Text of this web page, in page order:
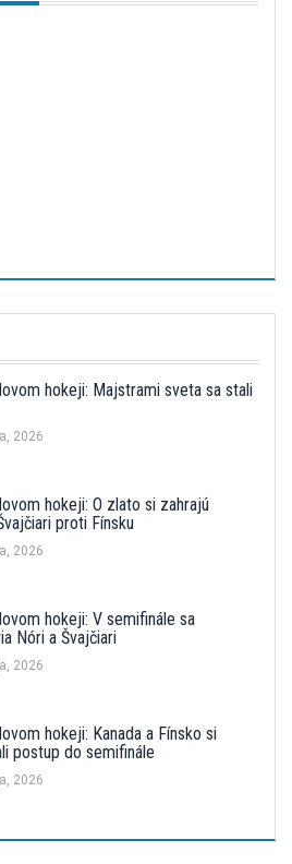
hokeji: Majstrami sveta sa stali
2026
hokeji: O zlato si zahrajú
proti Fínsku
2026
hokeji: V semifinále sa
Nóri a Švajčiari
2026
hokeji: Kanada a Fínsko si
postup do semifinále
2026